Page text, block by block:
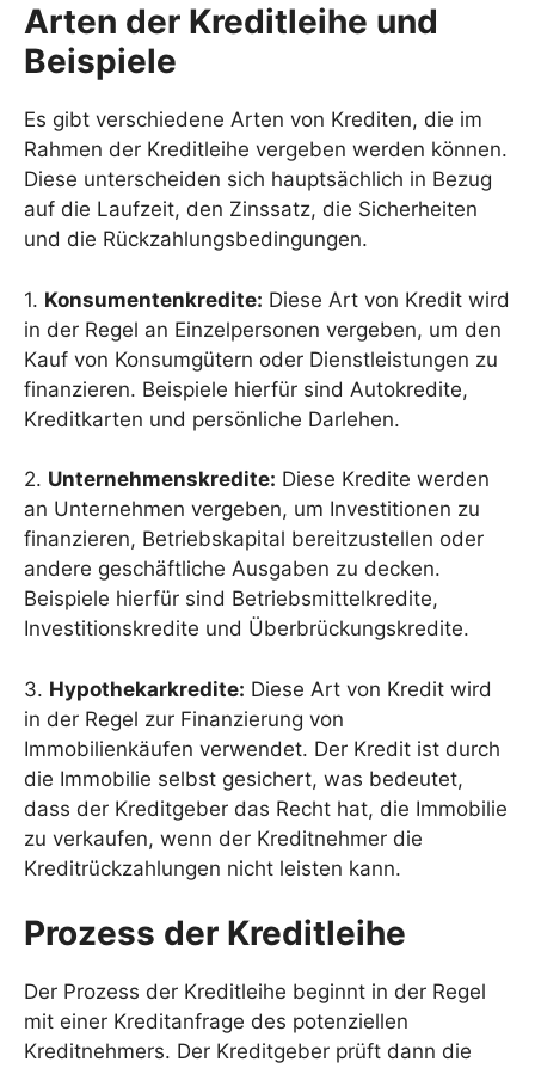
Arten der Kreditleihe und
Beispiele
Es gibt verschiedene Arten von Krediten, die im
Rahmen der Kreditleihe vergeben werden können.
Diese unterscheiden sich hauptsächlich in Bezug
auf die Laufzeit, den Zinssatz, die Sicherheiten
und die Rückzahlungsbedingungen.
1. Konsumentenkredite: Diese Art von Kredit wird
in der Regel an Einzelpersonen vergeben, um den
Kauf von Konsumgütern oder Dienstleistungen zu
finanzieren. Beispiele hierfür sind Autokredite,
Kreditkarten und persönliche Darlehen.
2. Unternehmenskredite: Diese Kredite werden
an Unternehmen vergeben, um Investitionen zu
finanzieren, Betriebskapital bereitzustellen oder
andere geschäftliche Ausgaben zu decken.
Beispiele hierfür sind Betriebsmittelkredite,
Investitionskredite und Überbrückungskredite.
3. Hypothekarkredite: Diese Art von Kredit wird
in der Regel zur Finanzierung von
Immobilienkäufen verwendet. Der Kredit ist durch
die Immobilie selbst gesichert, was bedeutet,
dass der Kreditgeber das Recht hat, die Immobilie
zu verkaufen, wenn der Kreditnehmer die
Kreditrückzahlungen nicht leisten kann.
Prozess der Kreditleihe
Der Prozess der Kreditleihe beginnt in der Regel
mit einer Kreditanfrage des potenziellen
Kreditnehmers. Der Kreditgeber prüft dann die